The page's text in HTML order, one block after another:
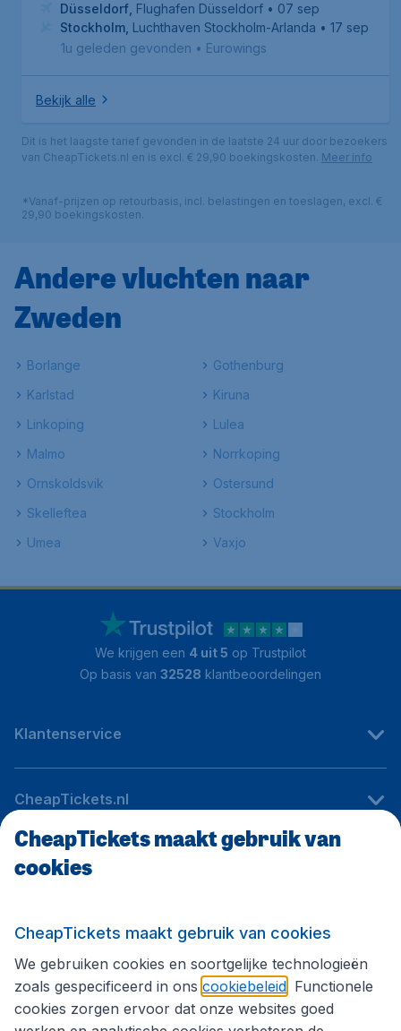
Düsseldorf Flughafen Düsseldorf • 07 sep
Stockholm Luchthaven Stockholm-Arlanda • 17 sep
1u geleden gevonden • Eurowings
Bekijk alle
Dit is het laagste tarief gevonden in de laatste 24 uur door bezoekers
van CheapTickets.nl en is excl. € 29,90 boekingskosten. Meer info
*Vanaf-prijzen op retourbasis, incl. belastingen en toeslagen, excl. €
29,90 boekingskosten.
Andere vluchten naar
Zweden
Borlange
Gothenburg
Karlstad
Kiruna
Linkoping
Lulea
Malmo
Norrkoping
Ornskoldsvik
Ostersund
Skelleftea
Stockholm
Umea
Vaxjo
We krijgen een 4 uit 5 op Trustpilot
Op basis van 32528 klantbeoordelingen
Klantenservice
CheapTickets.nl
Internationale sites
Volg CheapTickets.nl
CheapTickets maakt gebruik van
cookies
CheapTickets maakt gebruik van cookies
We gebruiken cookies en soortgelijke technologieën
zoals gespecificeerd in ons cookiebeleid . Functionele
cookies zorgen ervoor dat onze websites goed